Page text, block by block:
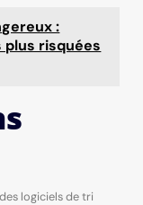
:
risquées
logiciels de tri